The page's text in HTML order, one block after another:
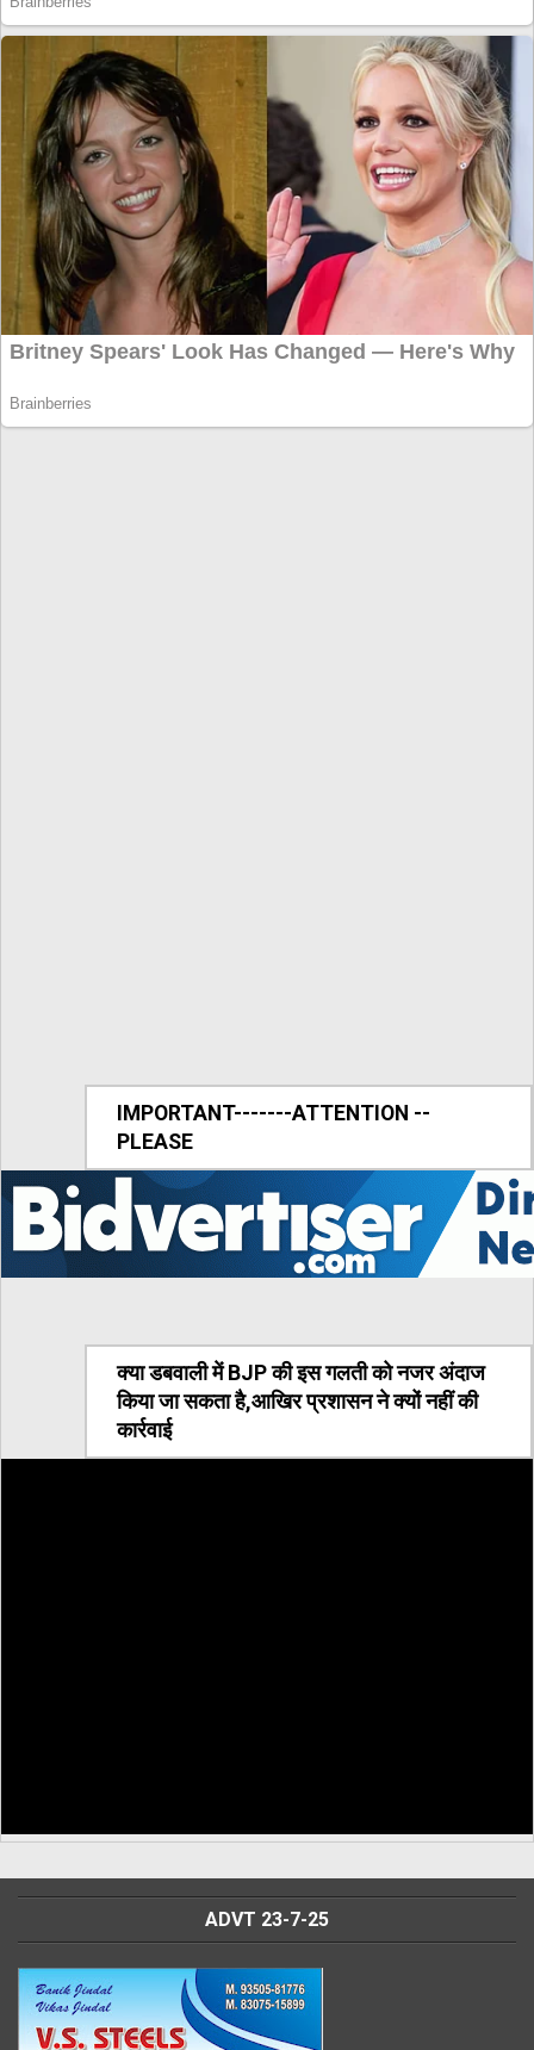
IMPORTANT-------ATTENTION --
PLEASE
क्या डबवाली में BJP की इस गलती को नजर अंदाज
किया जा सकता है,आखिर प्रशासन ने क्यों नहीं की
कार्रवाई
ADVT 23-7-25